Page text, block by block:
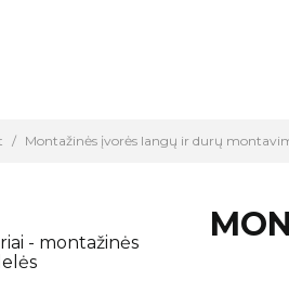
Montažinės įvorės langų ir durų
- montažinės